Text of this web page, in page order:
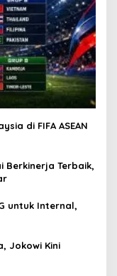
di FIFA ASEAN
Berkinerja Terbaik,
untuk Internal,
Jokowi Kini